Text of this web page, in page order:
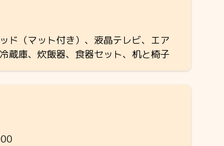
ド（マット付き）、液晶テレビ、エア
蔵庫、炊飯器、食器セット、机と椅子